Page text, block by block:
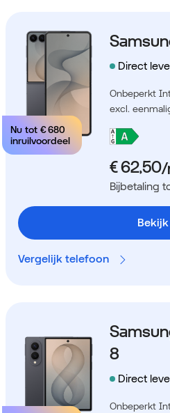
Nu tot € 680
inruilvoordeel
Direct
Onbeperkt
excl.
Bijbetaling
Bekijk
Vergelijk telefoon
8
Direct
Onbeperkt